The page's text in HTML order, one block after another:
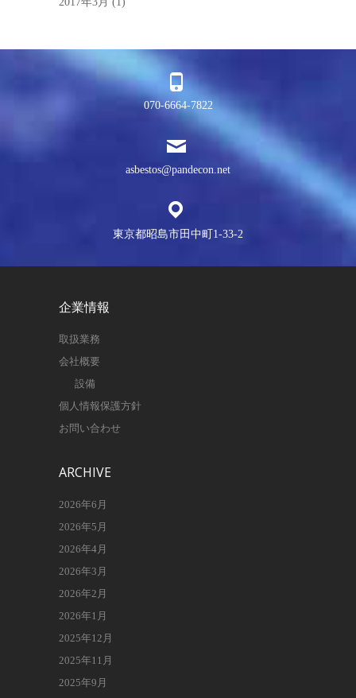
070-6664-7822
asbestos@pandecon.net
東京都昭島市田中町1-33-2
企業情報
取扱業務
会社概要
設備
個人情報保護方針
お問い合わせ
ARCHIVE
2026年6月
2026年5月
2026年4月
2026年3月
2026年2月
2026年1月
2025年12月
2025年11月
2025年9月